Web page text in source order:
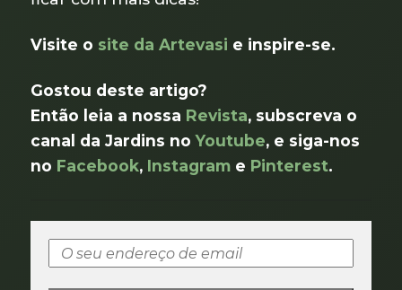
Visite o site da Artevasi e inspire-se.
Gostou deste artigo?
Então leia a nossa Revista, subscreva o
canal da Jardins noYoutube, e siga-nos
no Facebook, Instagram e Pinterest.